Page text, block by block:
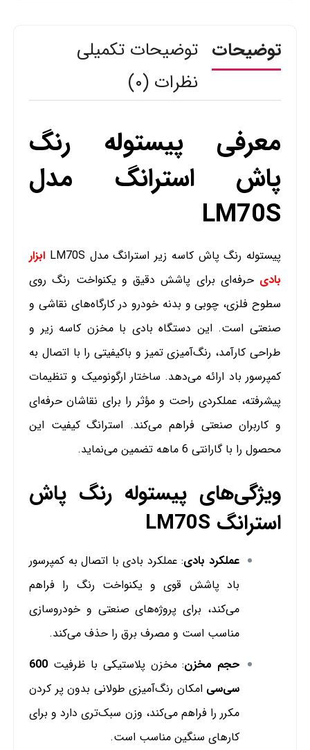
1/6و1/8)
عدد
توضیحات توضیحات تکمیلی
نظرات (۰)
معرفی پیستوله رنگ
پاش استرانگ مدل
LM70S
پیستوله رنگ پاش کاسه زیر استرانگ مدل LM70S
ابزار
بادی حرفه‌ای برای پاشش دقیق و یکنواخت رنگ روی
سطوح فلزی، چوبی و بدنه خودرو در کارگاه‌های نقاشی و
صنعتی است. این دستگاه بادی با مخزن کاسه زیر و
طراحی کارآمد، رنگ‌آمیزی تمیز و باکیفیتی را با اتصال به
کمپرسور باد ارائه می‌دهد. ساختار ارگونومیک و تنظیمات
پیشرفته، عملکردی راحت و مؤثر را برای نقاشان حرفه‌ای
و کاربران صنعتی فراهم می‌کند. استرانگ کیفیت این
محصول را با گارانتی 6 ماهه تضمین می‌نماید.
ویژگی‌های پیستوله رنگ پاش
استرانگ LM70S
عملکرد بادی: عملکرد بادی با اتصال به کمپرسور
باد پاشش قوی و یکنواخت رنگ را فراهم
می‌کند، برای پروژه‌های صنعتی و خودروسازی
مناسب است و مصرف برق را حذف می‌کند.
حجم مخزن: مخزن پلاستیکی با ظرفیت 600
سی‌سی امکان رنگ‌آمیزی طولانی بدون پر کردن
مکرر را فراهم می‌کند، وزن سبک‌تری دارد و برای
کارهای سنگین مناسب است.